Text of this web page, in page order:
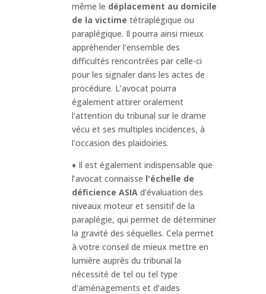
même le déplacement au domicile
de la victime tétraplégique ou
paraplégique. Il pourra ainsi mieux
appréhender l'ensemble des
difficultés rencontrées par celle-ci
pour les signaler dans les actes de
procédure. L’avocat pourra
également attirer oralement
l'attention du tribunal sur le drame
vécu et ses multiples incidences, à
l'occasion des plaidoiries.
♦ Il est également indispensable que
l’avocat connaisse l'échelle de
déficience ASIAd’évaluation des
niveaux moteur et sensitif de la
paraplégie, qui permet de déterminer
la gravité des séquelles. Cela permet
à votre conseil de mieux mettre en
lumière auprès du tribunal la
nécessité de tel ou tel type
d'aménagements et d’aides